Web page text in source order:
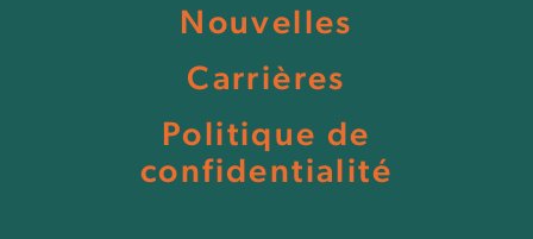
Nouvelles
Carrières
Politique de
confidentialité